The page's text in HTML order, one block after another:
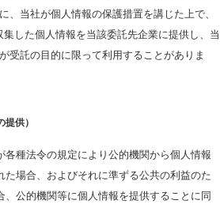
、当社が個人情報の保護措置を講じた上で、
集した個人情報を当該委託先企業に提供し、当
受託の目的に限って利用することがありま
供）
各種法令の規定により公的機関から個人情報
た場合、およびそれに準ずる公共の利益のた
、公的機関等に個人情報を提供することに同